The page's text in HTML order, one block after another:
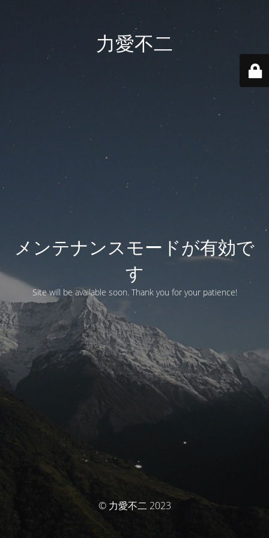
力愛不二
メンテナンスモードが有効で
す
Site will be available soon. Thank you for your patience!
© 力愛不二 2023